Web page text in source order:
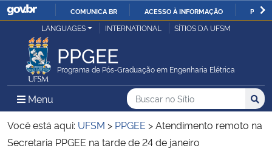
IR
COMUNICA BR ACESSO À INFORMAÇÃO
Ministério da Justiça e Segurança Pública
Ministério da Defesa
Ministério das Relações Exteriores
LANGUAGES INTERNATIONAL SÍTIOS DA UFSM
PPGEE
Programa de Pós-Graduação em Engenharia Elétrica
Menu Menu Principal do Sítio
Busca
Buscar no no Sítio
Busca:
Você está aqui: UFSM > PPGEE >Atendimento remoto na
Secretaria PPGEE na tarde de 24 de janeiro